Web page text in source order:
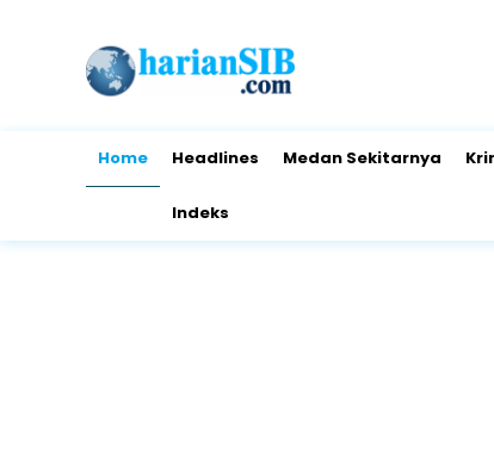
Home Headlines Medan Sekitarnya
Indeks